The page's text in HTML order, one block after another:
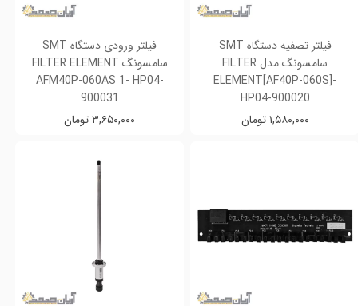
فیلتر تصفیه دستگاه SMT
سامسونگ مدل FILTER
ELEMENT[AF40P-060S]-
HP04-900020
۱,۵۸۰,۰۰۰ تومان
فیلتر ورودی دستگاه SMT
سامسونگ FILTER ELEMENT
AFM40P-060AS 1- HP04-
900031
۳,۶۵۰,۰۰۰ تومان